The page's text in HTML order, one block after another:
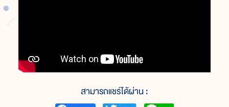
สามารถแชร์ได้ผ่าน :